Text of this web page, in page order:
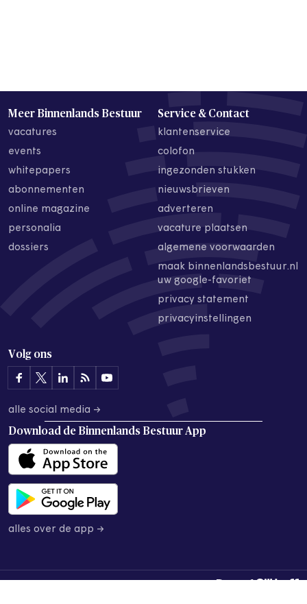
Meer Binnenlands Bestuur
vacatures
events
whitepapers
abonnementen
online magazine
personalia
dossiers
Service & Contact
klantenservice
colofon
ingezonden stukken
nieuwsbrieven
adverteren
vacature plaatsen
algemene voorwaarden
maak binnenlandsbestuur.nl
uw google-favoriet
privacy statement
privacyinstellingen
Volg ons
alle social media →
Download de Binnenlands Bestuur App
alles over de app →